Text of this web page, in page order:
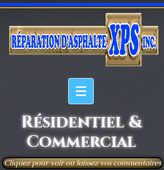
Résidentiel &
Commercial
Cliquez pour voir ou laissez vos commentaires